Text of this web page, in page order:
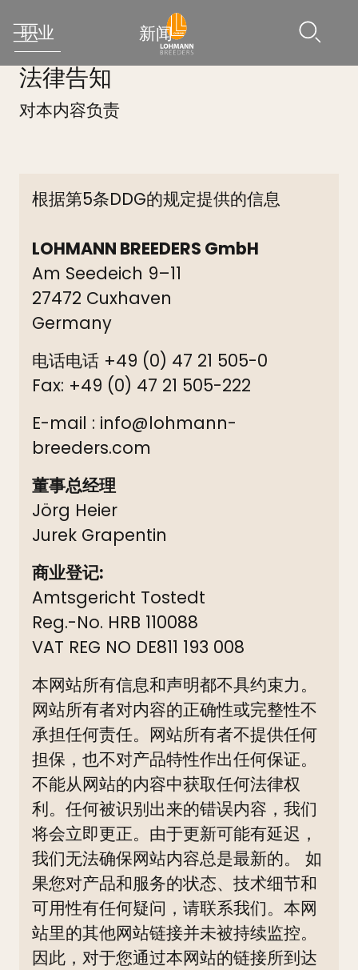
职业 新闻
法律告知
对本内容负责
根据第5条DDG的规定提供的信息
LOHMANN BREEDERS GmbH
Am Seedeich 9–11
27472 Cuxhaven
Germany
电话电话 +49 (0) 47 21 505-0
Fax: +49 (0) 47 21 505-222
E-mail : info@lohmann-
breeders.com
董事总经理
Jörg Heier
Jurek Grapentin
商业登记:
Amtsgericht Tostedt
Reg.-No. HRB 110088
VAT REG NO DE811 193 008
本网站所有信息和声明都不具约束力。
网站所有者对内容的正确性或完整性不
承担任何责任。网站所有者不提供任何
担保，也不对产品特性作出任何保证。
不能从网站的内容中获取任何法律权
利。任何被识别出来的错误内容，我们
将会立即更正。由于更新可能有延迟，
我们无法确保网站内容总是最新的。 如
果您对产品和服务的状态、技术细节和
可用性有任何疑问，请联系我们。本网
站里的其他网站链接并未被持续监控。
因此，对于您通过本网站的链接所到达